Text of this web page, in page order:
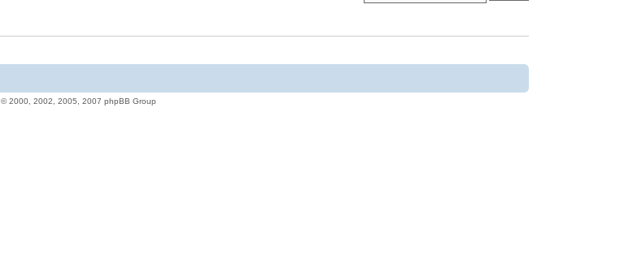
© 2000, 2002, 2005, 2007 phpBB Group